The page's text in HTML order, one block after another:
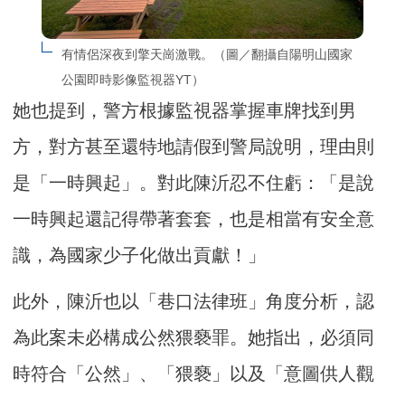
有情侶深夜到擎天崗激戰。（圖／翻攝自陽明山國家
公園即時影像監視器YT）
她也提到，警方根據監視器掌握車牌找到男
方，對方甚至還特地請假到警局說明，理由則
是「一時興起」。對此陳沂忍不住虧：「是說
一時興起還記得帶著套套，也是相當有安全意
識，為國家少子化做出貢獻！」
此外，陳沂也以「巷口法律班」角度分析，認
為此案未必構成公然猥褻罪。她指出，必須同
時符合「公然」、「猥褻」以及「意圖供人觀